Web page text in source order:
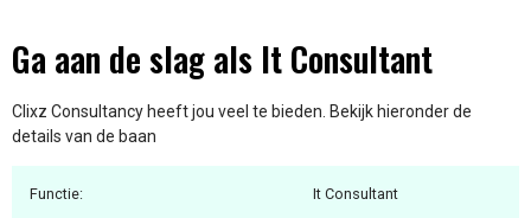
Ga aan de slag als It Consultant
Clixz Consultancy heeft jou veel te bieden. Bekijk hieronder de
details van de baan
Functie: It Consultant